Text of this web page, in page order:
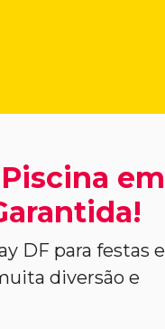
em
DF para festas e
diversão e